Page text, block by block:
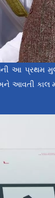
આ પ્રથમ
કાલ માટે